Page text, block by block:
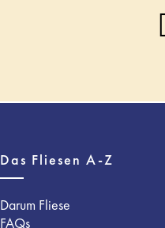
Das Fliesen A-Z
Darum Fliese
FAQs